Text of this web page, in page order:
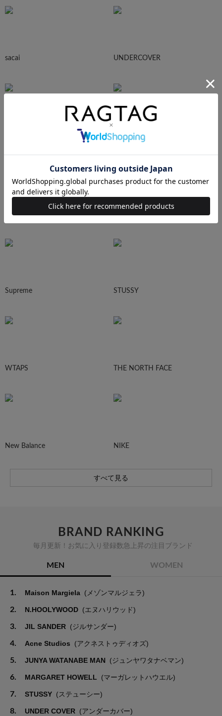
sacai UNDERCOVER
Needles
Ralph Lauren
Supreme STUSSY
WTAPS THE NORTH FACE
New Balance NIKE
すべて見る
BRAND RANKING
毎月更新！お気に入り登録数急上昇の注目ブランド
MEN WOMEN
1. Maison Margiela (メゾンマルジェラ)
2. N.HOOLYWOOD (エヌハリウッド)
3. JIL SANDER (ジルサンダー)
4. Acne Studios (アクネストゥディオズ)
5. JUNYA WATANABE MAN (ジュンヤワタナベマン)
6. MARGARET HOWELL (マーガレットハウエル)
7. STUSSY (ステューシー)
8. UNDER COVER (アンダーカバー)